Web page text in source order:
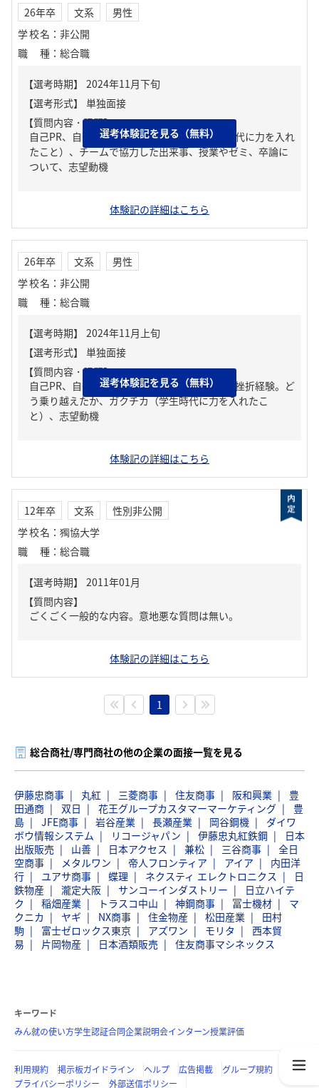
26年卒 文系
男性
学校名 ： 非公開
職種 ： 総合職
【質問内容・課題】
自己PR、自分の強み/弱み、ガクチカ（学生時代に力を入れ
たこと）、チームで協力した出来事、授業やゼミ、卒論に
ついて、志望動機
選考体験記を見る（無料）
体験記の詳細はこちら
26年卒 文系
男性
学校名 ： 非公開
職種 ： 総合職
【質問内容・課題】
自己PR、自分の強み/弱み、人生の中で大きな挫折経験。ど
う乗り越えたか、ガクチカ（学生時代に力を入れたこ
と）、志望動機
選考体験記を見る（無料）
体験記の詳細はこちら
12年卒 文系
性別非公開
学校名 ： 獨協大学
職種 ： 総合職
【質問内容】
ごくごく一般的な内容。意地悪な質問は無い。
体験記の詳細はこちら
1
総合商社/専門商社の他の企業の面接一覧を見る
伊藤忠商事 丸紅 三菱商事 住友商事 阪和興業
豊
田通商
双日 花王グループカスタマーマーケティング
豊
島
JFE商事 岩谷産業 長瀬産業 岡谷鋼機
ダイワ
ボウ情報システム
リコージャパン 伊藤忠丸紅鉄鋼
日本
出版販売
山善 日本アクセス 兼松 三谷商事
全日
空商事
メタルワン 帝人フロンティア アイア
内田洋
行
ユアサ商事 蝶理 ネクスティ エレクトロニクス
日
鉄物産
瀧定大阪 サンコーインダストリー
日立ハイテ
ク
稲畑産業 トラスコ中山 神鋼商事 冨士機材
マ
クニカ
ヤギ NX商事 住金物産 松田産業
田村
駒
富士ゼロックス東京 アズワン モリタ
西本貿
易
片岡物産 日本酒類販売 住友商事マシネックス
キーワード
みん就の使い方学生認証合同企業説明会インターン授業評価
利用規約 掲示板ガイドライン ヘルプ 広告掲載
グループ規約
プライバシーポリシー
外部送信ポリシー